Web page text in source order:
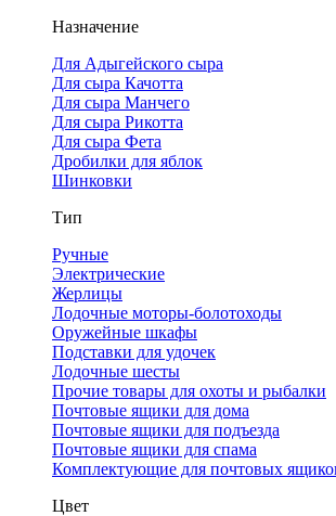
Назначение
Для Адыгейского сыра
Для сыра Качотта
Для сыра Манчего
Для сыра Рикотта
Для сыра Фета
Дробилки для яблок
Шинковки
Тип
Ручные
Электрические
Жерлицы
Лодочные моторы-болотоходы
Оружейные шкафы
Подставки для удочек
Лодочные шесты
Прочие товары для охоты и рыбалки
Почтовые ящики для дома
Почтовые ящики для подъезда
Почтовые ящики для спама
Комплектующие для почтовых
Цвет